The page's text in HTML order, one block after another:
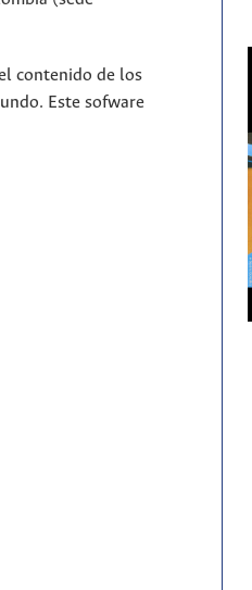
contenido de los
Este sofware